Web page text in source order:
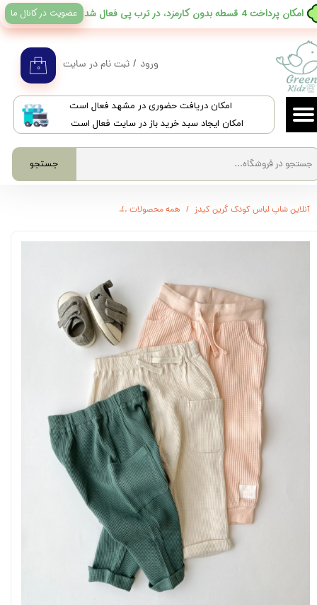
​امکان دریافت حضوری در مشهد فعال است
امکان ایجاد سبد خرید باز در سایت فعال است
جستجو
۰ ورود / ثبت نام در سایت
حساب کاربری من
تغییر گذر واژه
سفارشات
خروج از حساب کاربری
​امکان پرداخت 4 قسطه بدون کارمزد، در ترب پی فعال شد عضویت در کانال ما
آنلاین شاپ لباس کودک گرین کیدز همه محصولات